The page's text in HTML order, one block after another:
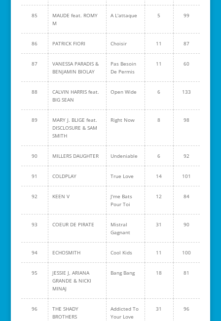
85
MAUDE feat. ROMY
M
A L'attaque 5 99
86 PATRICK FIORI Choisir 11 87
87
VANESSA PARADIS &
BENJAMIN BIOLAY
Pas Besoin
De Permis
11 60
88
CALVIN HARRIS feat.
BIG SEAN
Open Wide 6 133
89
MARY J. BLIGE feat.
DISCLOSURE & SAM
SMITH
Right Now 8 98
90 MILLERS DAUGHTER Undeniable 6 92
91 COLDPLAY True Love 14 101
92 KEEN V
J'me Bats
Pour Toi
12 84
93 COEUR DE PIRATE
Mistral
Gagnant
31 90
94 ECHOSMITH Cool Kids 11 100
95
JESSIE J, ARIANA
GRANDE & NICKI
MINAJ
Bang Bang 18 81
96
THE SHADY
BROTHERS
Addicted To
Your Love
31 96